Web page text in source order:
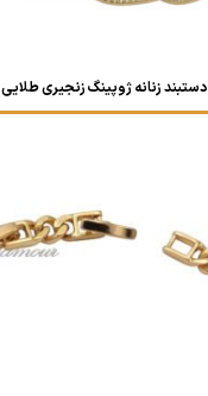
دستبند زنانه ژوپینگ زنجیری طلایی